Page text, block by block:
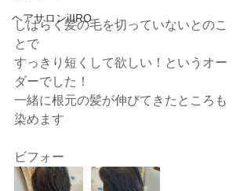
ヘアサロンiIIRO
しばらく髪の毛を切っていないとのこ
とで
すっきり短くして欲しい！というオー
ダーでした！
一緒に根元の髪が伸びてきたところも
染めます
ビフォー